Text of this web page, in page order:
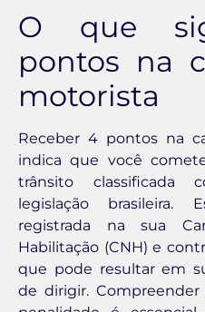
O que
pontos na
motorista
Receber 4 pontos na
indica que você
trânsito classificada
legislação brasileira.
registrada na sua
Habilitação (CNH) e
que pode resultar em
de dirigir.